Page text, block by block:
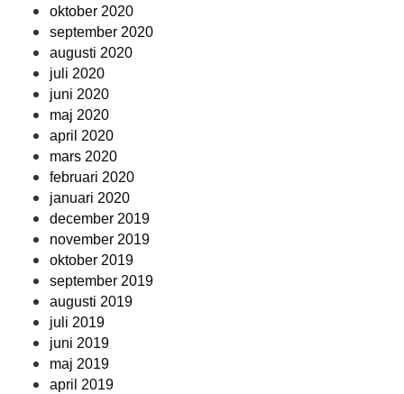
oktober 2020
september 2020
augusti 2020
juli 2020
juni 2020
maj 2020
april 2020
mars 2020
februari 2020
januari 2020
december 2019
november 2019
oktober 2019
september 2019
augusti 2019
juli 2019
juni 2019
maj 2019
april 2019